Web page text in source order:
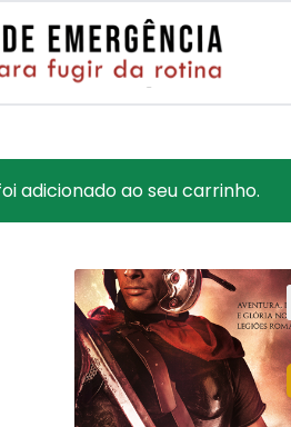
foi adicionado ao seu carrinho.